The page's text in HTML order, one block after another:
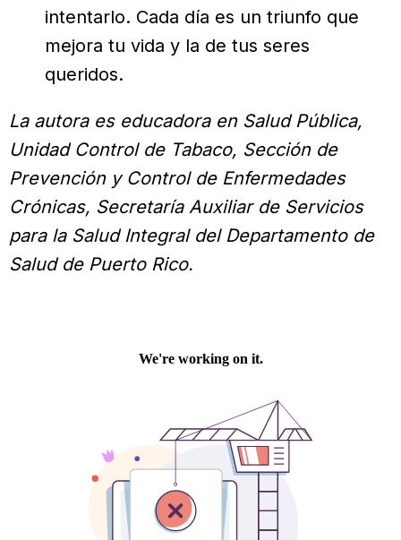
intentarlo. Cada día es un triunfo que
mejora tu vida y la de tus seres
queridos.
La autora es educadora en Salud Pública,
Unidad Control de Tabaco, Sección de
Prevención y Control de Enfermedades
Crónicas, Secretaría Auxiliar de Servicios
para la Salud Integral del Departamento de
Salud de Puerto Rico.